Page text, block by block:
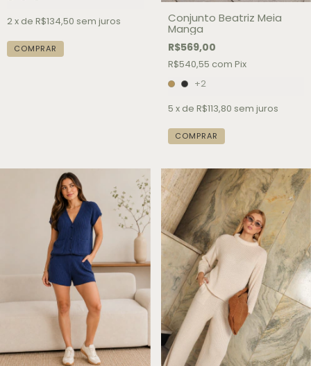
2x de R$134,50 sem juros
COMPRAR
Conjunto Beatriz Meia
Manga
R$569,00
R$540,55 com Pix
+2
5 x de R$113,80 sem juros
COMPRAR